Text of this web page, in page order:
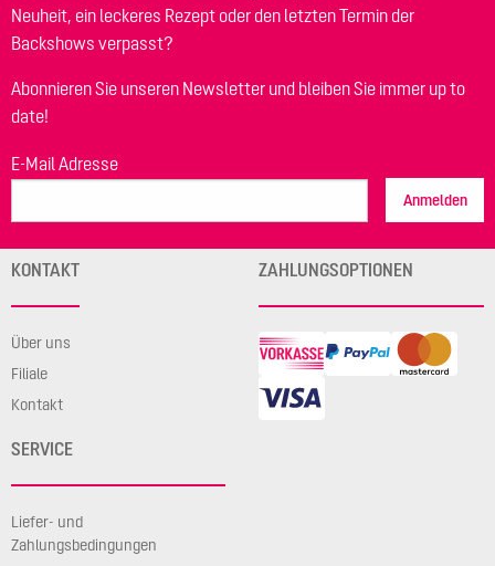
Neuheit, ein leckeres Rezept oder den letzten Termin der
Backshows verpasst?
Abonnieren Sie unseren Newsletter und bleiben Sie immer up to
date!
E-Mail Adresse
Anmelden
KONTAKT
Über uns
Filiale
Kontakt
SERVICE
Liefer- und
Zahlungsbedingungen
ZAHLUNGSOPTIONEN